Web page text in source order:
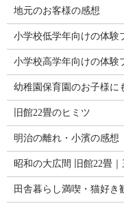
地元のお客様の感想
小学校低学年向けの体験
小学校高学年向けの体験
幼稚園保育園のお子様に
旧館22畳のヒミツ
明治の離れ・小濱の感想
昭和の大広間 旧館22畳
田舎暮らし満喫・猫好き